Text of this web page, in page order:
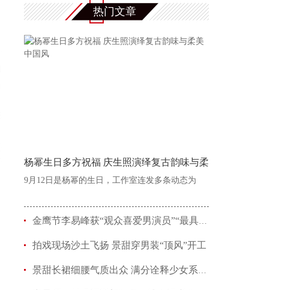
热门文章
杨幂生日多方祝福 庆生照演绎复古韵味与柔
9月12日是杨幂的生日，工作室连发多条动态为
金鹰节李易峰获“观众喜爱男演员”“最具人气男演
拍戏现场沙土飞扬 景甜穿男装“顶风”开工
景甜长裙细腰气质出众 满分诠释少女系优雅